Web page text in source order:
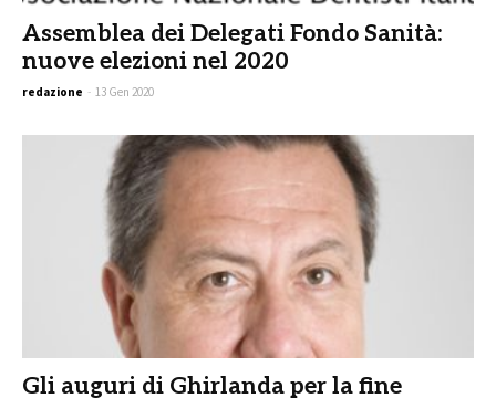
Assemblea dei Delegati Fondo Sanità:
nuove elezioni nel 2020
redazione - 13 Gen 2020
Gli auguri di Ghirlanda per la fine